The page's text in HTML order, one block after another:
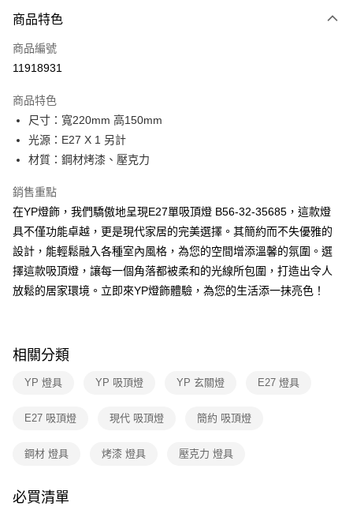
信用卡一次付款
LINE Pay
街口支付
悠遊付
全盈+PAY
AFTEE先享後付
相關說明
【關於「AFTEE先享後付」】
AFTEE先享後付是「在收到商品之後才付款」的支付方式。 讓您購物簡單
便利好安心！
１．於結帳方式選擇「AFTEE先享後付」後，將跳轉至「AFTEE先享後付」
２．訂單成立數日內，您將收到繳費通知簡訊。
３．收到繳費通知簡訊後14天內，點擊此簡訊中的連結，可透過四大超商／
※ 請注意：結帳手續完成當下不需立刻繳費，但若您需要取消訂單，請聯絡
※ 交易是否成功請以「AFTEE先享後付 」之結帳頁面顯示為準，若有關於
新竹貨運宅配
商品特色
商品編號
11918931
商品特色
尺寸：寬220mm 高150mm
光源：E27 X 1 另計
材質：鋼材烤漆、壓克力
銷售重點
在YP燈飾，我們驕傲地呈現E27單吸頂燈 B56-32-35685，這款燈
具不僅功能卓越，更是現代家居的完美選擇。其簡約而不失優雅的
設計，能輕鬆融入各種室內風格，為您的空間增添溫馨的氛圍。選
擇這款吸頂燈，讓每一個角落都被柔和的光線所包圍，打造出令人
放鬆的居家環境。立即來YP燈飾體驗，為您的生活添一抹亮色！
相關分類
YP 燈具 YP 吸頂燈 YP 玄關燈 E27 燈具
E27 吸頂燈 現代 吸頂燈 簡約 吸頂燈
鋼材 燈具 烤漆 燈具 壓克力 燈具
必買清單